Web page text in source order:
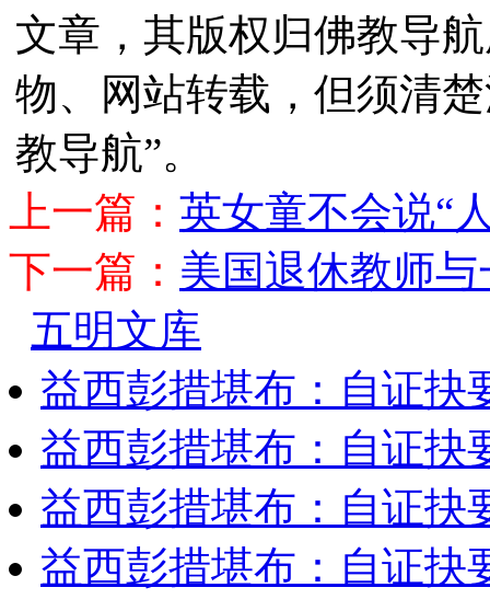
文章，其版权归佛教导
物、网站转载，但须清
教导航”。
上一篇： 英女童不会说“
下一篇： 美国退休教师
五明文库
益西彭措堪布：自证抉
益西彭措堪布：自证抉
益西彭措堪布：自证抉
益西彭措堪布：自证抉